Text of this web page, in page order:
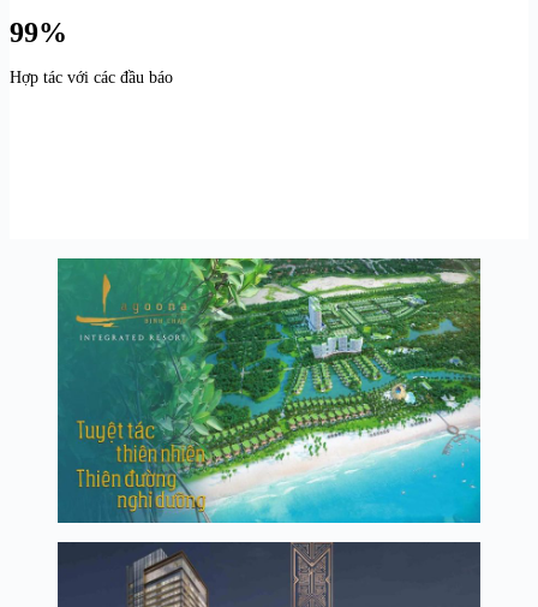
99%
Hợp tác với các đầu báo